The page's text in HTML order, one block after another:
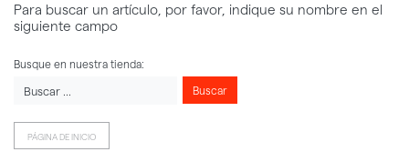
Para buscar un artículo, por favor, indique su nombre en el
siguiente campo
Busque en nuestra tienda:
Buscar
PÁGINA DE INICIO